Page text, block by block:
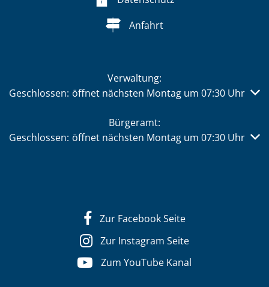
Anfahrt
Verwaltung:
Klicken, um weitere Öffnungs- oder Schließzeiten
Geschlossen: öffnet nächsten Montag um 07:30 Uhr
Bürgeramt:
Klicken, um weitere Öffnungs- oder Schließzeiten
Geschlossen: öffnet nächsten Montag um 07:30 Uhr
Zur Facebook Seite
Zur Instagram Seite
Zum YouTube Kanal